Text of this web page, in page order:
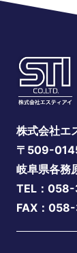
株式会社エ
〒509-
岐阜県各務
TEL：
FAX：